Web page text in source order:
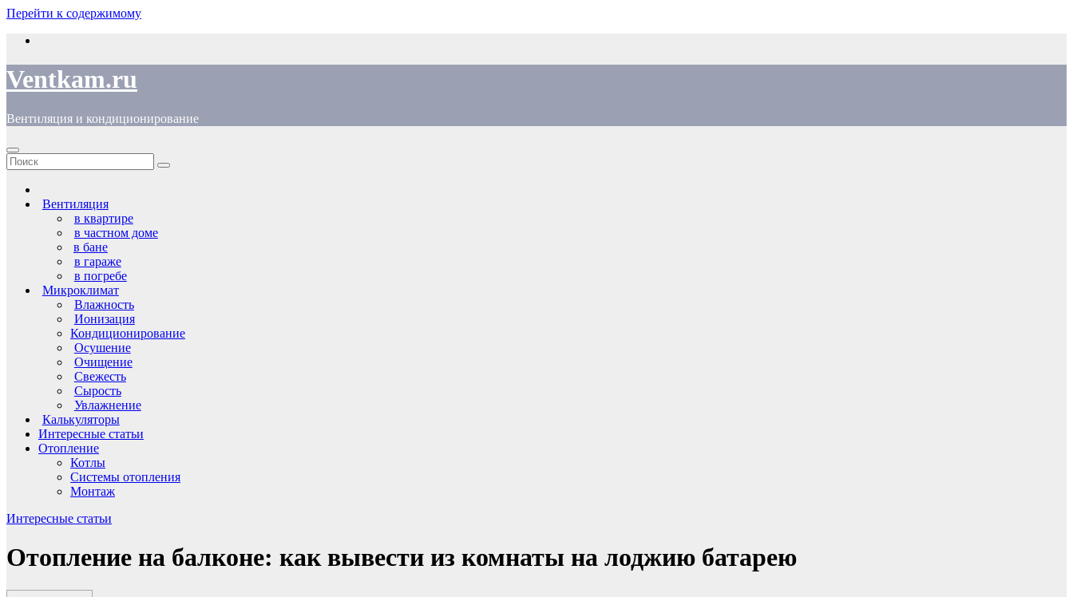
Перейти к содержимому
Ventkam.ru
Вентиляция и кондиционирование
Вентиляция
в квартире
в частном доме
в бане
в гараже
в погребе
Микроклимат
Влажность
Ионизация
Кондиционирование
Осушение
Очищение
Свежесть
Сырость
Увлажнение
Калькуляторы
Интересные статьи
Отопление
Котлы
Системы отопления
Монтаж
Интересные статьи
Отопление на балконе: как вывести из комнаты на лоджию батарею